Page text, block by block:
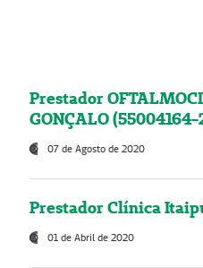
Prestador
GONÇALO (55004164-
07 de Agosto de 2020
Prestador Clínica
01 de Abril de 2020